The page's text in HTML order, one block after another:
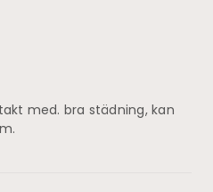
med. bra städning, kan